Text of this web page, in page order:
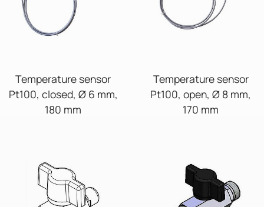
Temperature sensor
Pt100, closed, Ø 6 mm,
180 mm
Temperature sensor
Pt100, open, Ø 8 mm,
170 mm